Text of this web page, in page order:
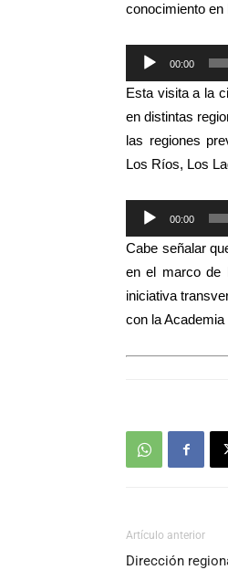
conocimiento en
Reproductor
de
audio
00:00
Esta visita a la
en distintas
las regiones
Los Ríos, Los
Reproductor
de
audio
00:00
Cabe señalar
en el marco de
iniciativa
con la
Artículo anterior
Dirección